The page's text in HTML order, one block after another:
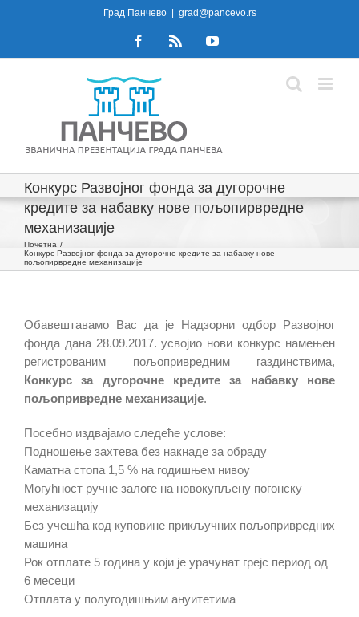
to
Град Панчево grad@pancevo.rs
FacebookRss YouTube
Конкурс Развојног фонда за дугорочне
кредите за набавку нове пољопирвредне
механизације
Почетна
Конкурс Развојног фонда за дугорочне кредите за набавку нове
пољопирвредне механизације
Обавештавамо Вас да је Надзорни одбор Развојног
фонда дана 28.09.2017. усвојио нови конкурс намењен
регистрованим пољопривредним газдинствима,
Конкурс за дугорочне кредите за набавку нове
пољопривредне механизације.
Посебно издвајамо следеће услове:
Подношење захтева без накнаде за обраду
Каматна стопа 1,5 % на годишњем нивоу
Могућност ручне залоге на новокупљену погонску
механизацију
Без учешћа код куповине прикључних пољопривредних
машина
Рок отплате 5 година у који је урачунат грејс период од
6 месеци
Отплата у полугодишњим ануитетима